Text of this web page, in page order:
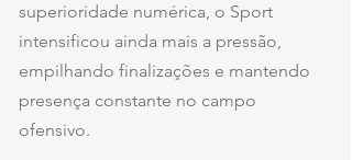
superioridade numérica, o Sport
intensificou ainda mais a pressão,
empilhando finalizações e mantendo
presença constante no campo
ofensivo.